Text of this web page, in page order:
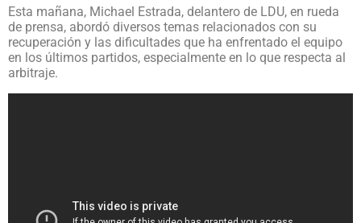
Esta mañana, Michael Estrada, delantero de LDU, en rueda
de prensa, abordó diversos temas relacionados con su
recuperación y las dificultades que ha enfrentado el equipo
en los últimos partidos, especialmente en lo que respecta al
arbitraje.